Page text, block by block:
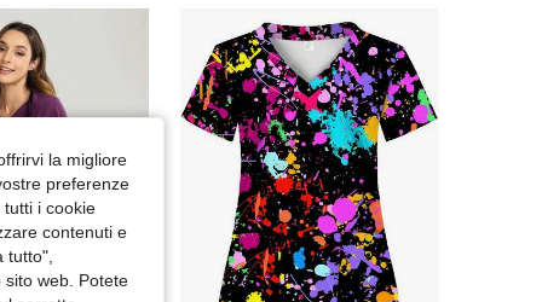
la migliore
preferenze
i cookie
contenuti e
tutto",
web. Potete